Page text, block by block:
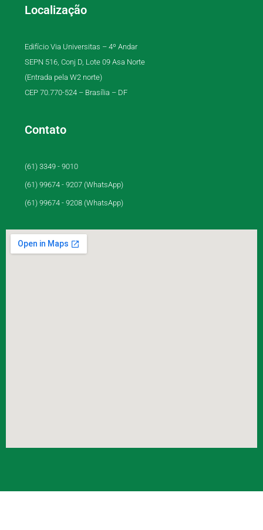
Localização
Edifício Via Universitas – 4º Andar
SEPN 516, Conj D, Lote 09 Asa Norte
(Entrada pela W2 norte)
CEP 70.770-524 – Brasília – DF
Contato
(61) 3349 - 9010
(61) 99674 - 9207 (WhatsApp)
(61) 99674 - 9208 (WhatsApp)